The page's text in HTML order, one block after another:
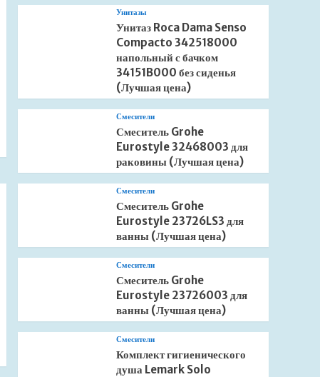
Унитазы
Унитаз Roca Dama Senso
Compacto 342518000
напольный с бачком
34151B000 без сиденья
(Лучшая цена)
Смесители
Смеситель Grohe
Eurostyle 32468003 для
раковины (Лучшая цена)
Смесители
Смеситель Grohe
Eurostyle 23726LS3 для
ванны (Лучшая цена)
Смесители
Смеситель Grohe
Eurostyle 23726003 для
ванны (Лучшая цена)
Смесители
Комплект гигиенического
душа Lemark Solo